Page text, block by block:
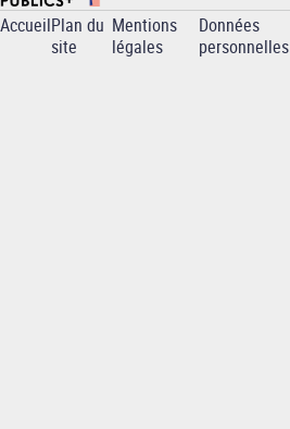
AccueilPlan du
site
Mentions
légales
Données
personnelles